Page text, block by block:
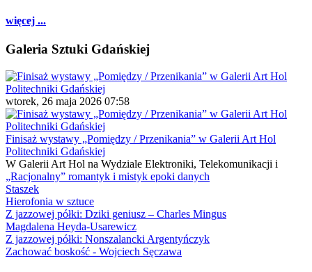
więcej ...
Galeria Sztuki Gdańskiej
wtorek, 26 maja 2026 07:58
Finisaż wystawy „Pomiędzy / Przenikania” w Galerii Art Hol
Politechniki Gdańskiej
W Galerii Art Hol na Wydziale Elektroniki, Telekomunikacji i
„Racjonalny” romantyk i mistyk epoki danych
Staszek
Hierofonia w sztuce
Z jazzowej półki: Dziki geniusz – Charles Mingus
Magdalena Heyda-Usarewicz
Z jazzowej półki: Nonszalancki Argentyńczyk
Zachować boskość - Wojciech Sęczawa